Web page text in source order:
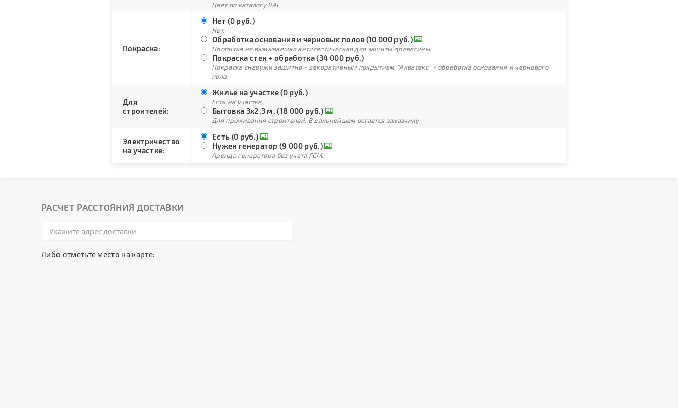
Цвет по каталогу RAL
Покраска:
Нет (0 руб.)
Нет.
Обработка основания и черновых полов (10 000 руб.)
Пропитка не вымываемая антисептическая для защиты древесины.
Покраска стен + обработка (34 000 руб.)
Покраска снаружи защитно - декоративным покрытием "Акватекс" + обработка основания и чернового
пола
Для
строителей:
Жилье на участке (0 руб.)
Есть на участке.
Бытовка 3х2,3 м. (18 000 руб.)
Для проживания строителей. В дальнейшем остается заказчику
Электричество
на участке:
Есть (0 руб.)
Нужен генератор (9 000 руб.)
Аренда генератора без учета ГСМ.
РАСЧЕТ РАССТОЯНИЯ ДОСТАВКИ
Либо отметьте место на карте: